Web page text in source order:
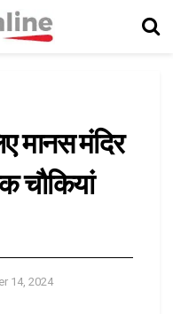
मानस मंदिर
चौकियां
14, 2024